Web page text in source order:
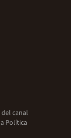
canal
Política